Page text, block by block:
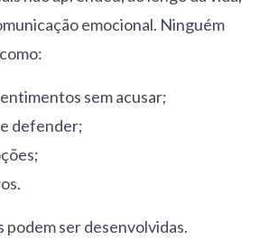
emocional. Ninguém
sem acusar;
defender;
podem ser desenvolvidas.